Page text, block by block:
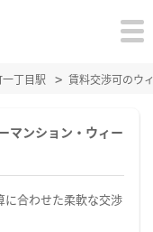
丁目駅 賃料交渉可のウ
マンション・ウィー
に合わせた柔軟な交渉